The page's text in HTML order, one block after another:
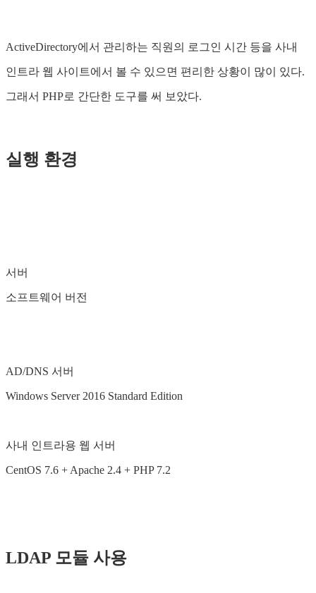
ActiveDirectory에서 관리하는 직원의 로그인 시간 등을 사내
인트라 웹 사이트에서 볼 수 있으면 편리한 상황이 많이 있다.
그래서 PHP로 간단한 도구를 써 보았다.
실행 환경
서버
소프트웨어 버전
AD/DNS 서버
Windows Server 2016 Standard Edition
사내 인트라용 웹 서버
CentOS 7.6 + Apache 2.4 + PHP 7.2
LDAP 모듈 사용